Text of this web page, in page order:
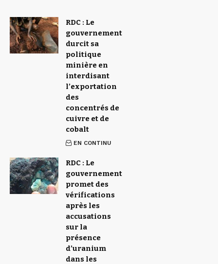
RDC : Le
gouvernement
durcit sa
politique
minière en
interdisant
l’exportation
des
concentrés de
cuivre et de
cobalt
EN CONTINU
RDC : Le
gouvernement
promet des
vérifications
après les
accusations
sur la
présence
d’uranium
dans les